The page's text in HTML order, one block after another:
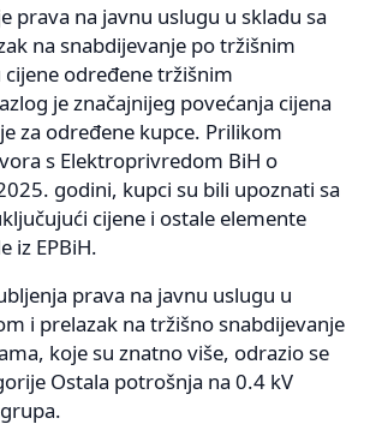
prava na javnu uslugu u skladu sa
na snabdijevanje po tržišnim
određene tržišnim
je značajnijeg povećanja cijena
za određene kupce. Prilikom
s Elektroprivredom BiH o
godini, kupci su bili upoznati sa
cijene i ostale elemente
iz EPBiH.
prava na javnu uslugu u
i prelazak na tržišno snabdijevanje
koje su znatno više, odrazio se
Ostala potrošnja na 0.4 kV